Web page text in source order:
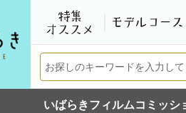
いばらきフィルムコミッシ